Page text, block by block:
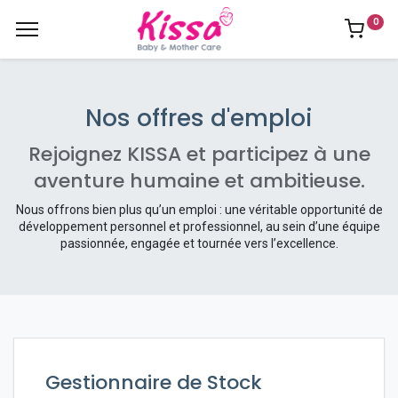
0
Nos offres d'emploi
Rejoignez KISSA et participez à une
aventure humaine et ambitieuse.
Nous offrons bien plus qu’un emploi : une véritable opportunité de
développement personnel et professionnel, au sein d’une équipe
passionnée, engagée et tournée vers l’excellence.
Gestionnaire de Stock